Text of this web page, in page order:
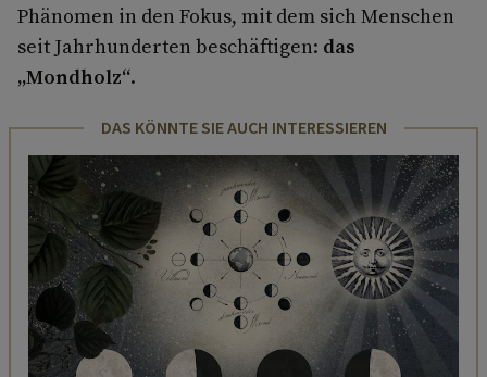
Phänomen in den Fokus, mit dem sich Menschen
seit Jahrhunderten beschäftigen: das
„Mondholz“.
DAS KÖNNTE SIE AUCH INTERESSIEREN